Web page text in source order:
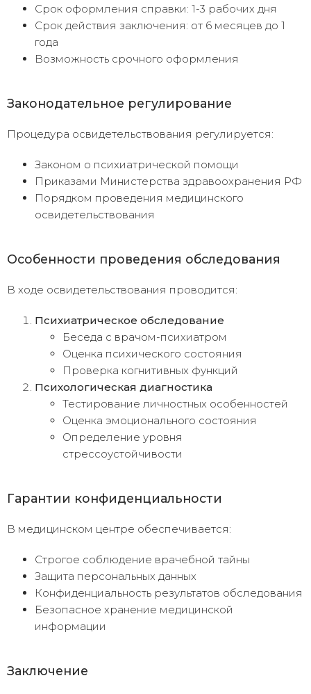
Срок оформления справки: 1-3 рабочих дня
Срок действия заключения: от 6 месяцев до 1
года
Возможность срочного оформления
Законодательное регулирование
Процедура освидетельствования регулируется:
Законом о психиатрической помощи
Приказами Министерства здравоохранения РФ
Порядком проведения медицинского
освидетельствования
Особенности проведения обследования
В ходе освидетельствования проводится:
Психиатрическое обследование
Беседа с врачом-психиатром
Оценка психического состояния
Проверка когнитивных функций
Психологическая диагностика
Тестирование личностных особенностей
Оценка эмоционального состояния
Определение уровня
стрессоустойчивости
Гарантии конфиденциальности
В медицинском центре обеспечивается:
Строгое соблюдение врачебной тайны
Защита персональных данных
Конфиденциальность результатов обследования
Безопасное хранение медицинской
информации
Заключение